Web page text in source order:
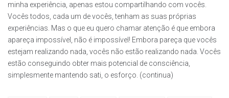
minha experiência, apenas estou compartilhando com vocês.
Vocês todos, cada um de vocês, tenham as suas próprias
experiências. Mas o que eu quero chamar atenção é que embora
apareça impossível, não é impossível! Embora pareça que vocês
estejam realizando nada, vocês não estão realizando nada. Vocês
estão conseguindo obter mais potencial de consciência,
simplesmente mantendo sati, o esforço. (continua)